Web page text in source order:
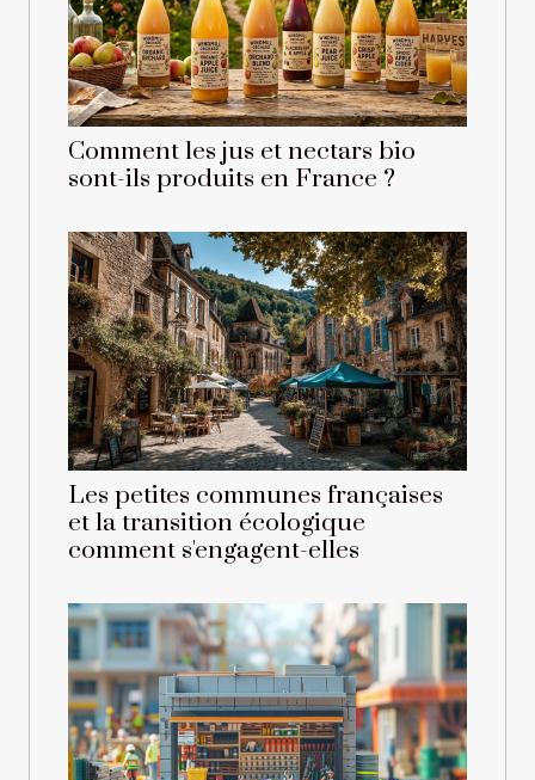
Comment les jus et nectars bio
sont-ils produits en France ?
Les petites communes françaises
et la transition écologique
comment s'engagent-elles